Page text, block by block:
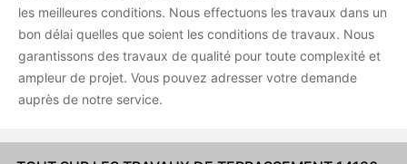
les meilleures conditions. Nous effectuons les travaux dans un
bon délai quelles que soient les conditions de travaux. Nous
garantissons des travaux de qualité pour toute complexité et
ampleur de projet. Vous pouvez adresser votre demande
auprès de notre service.